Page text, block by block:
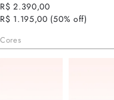
R$ 2.390,00
R$ 1.195,00 (50% off)
Cores